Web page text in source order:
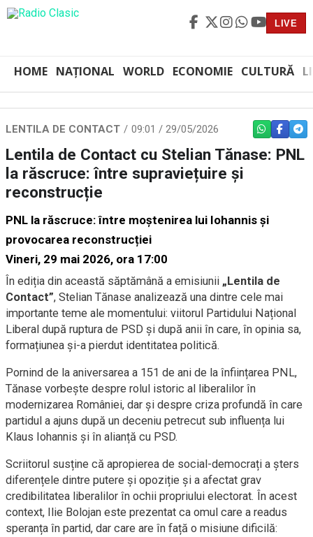
LIVE
HOME NAȚIONAL WORLD ECONOMIE CULTURĂ
LENTILA DE CONTACT 09:01 / 29/05/2026 WHATSAPP
Lentila de Contact cu Stelian Tănase: PNL
la răscruce: între supraviețuire și
reconstrucție
PNL la răscruce: între moștenirea lui Iohannis și
provocarea reconstrucției
Vineri, 29 mai 2026, ora 17:00
În ediția din această săptămână a emisiunii „Lentila de
Contact”, Stelian Tănase analizează una dintre cele mai
importante teme ale momentului: viitorul Partidului Național
Liberal după ruptura de PSD și după anii în care, în opinia sa,
formațiunea și-a pierdut identitatea politică.
Pornind de la aniversarea a 151 de ani de la înființarea PNL,
Tănase vorbește despre rolul istoric al liberalilor în
modernizarea României, dar și despre criza profundă în care
partidul a ajuns după un deceniu petrecut sub influența lui
Klaus Iohannis și în alianță cu PSD.
Scriitorul susține că apropierea de social-democrați a șters
diferențele dintre putere și opoziție și a afectat grav
credibilitatea liberalilor în ochii propriului electorat. În acest
context, Ilie Bolojan este prezentat ca omul care a readus
speranța în partid, dar care are în față o misiune dificilă: